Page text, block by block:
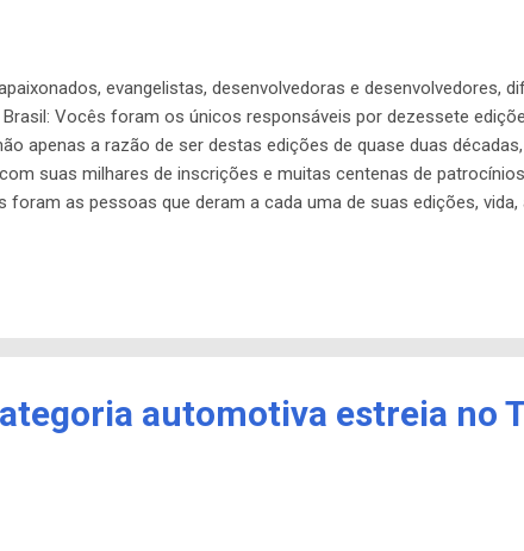
evangelistas, desenvolvedoras e desenvolvedores,
Vocês foram os únicos responsáveis por dezessete
apenas a razão de ser destas edições de quase duas
suas milhares de inscrições e muitas centenas de
as pessoas que deram a cada uma de suas edições, vida,
com que ele seja. Muitos acham que este Fórum Internacional
automotiva estreia no